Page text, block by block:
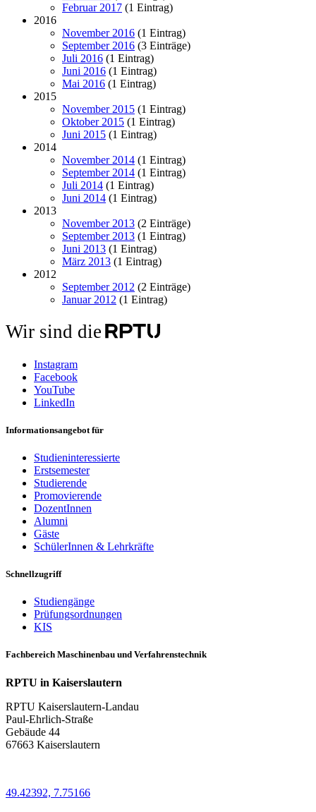
Februar 2017 (1 Eintrag)
2016
November 2016 (1 Eintrag)
September 2016 (3 Einträge)
Juli 2016 (1 Eintrag)
Juni 2016 (1 Eintrag)
Mai 2016 (1 Eintrag)
2015
November 2015 (1 Eintrag)
Oktober 2015 (1 Eintrag)
Juni 2015 (1 Eintrag)
2014
November 2014 (1 Eintrag)
September 2014 (1 Eintrag)
Juli 2014 (1 Eintrag)
Juni 2014 (1 Eintrag)
2013
November 2013 (2 Einträge)
September 2013 (1 Eintrag)
Juni 2013 (1 Eintrag)
März 2013 (1 Eintrag)
2012
September 2012 (2 Einträge)
Januar 2012 (1 Eintrag)
Wir sind die
Instagram
Facebook
YouTube
LinkedIn
Informationsangebot für
Studieninteressierte
Erstsemester
Studierende
Promovierende
DozentInnen
Alumni
Gäste
SchülerInnen & Lehrkräfte
Schnellzugriff
Studiengänge
Prüfungsordnungen
KIS
Fachbereich Maschinenbau und Verfahrenstechnik
RPTU in Kaiserslautern
RPTU Kaiserslautern-Landau
Paul-Ehrlich-Straße
Gebäude 44
67663 Kaiserslautern
49.42392, 7.75166